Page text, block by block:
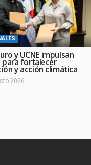
y UCNE impulsan
para fortalecer
y acción climática
2026